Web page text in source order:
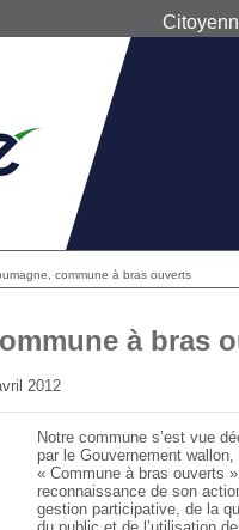
commune à bras ouverts
à bras
2012
Notre commune s’est vue
par le Gouvernement wallon,
« Commune à bras ouverts
reconnaissance de son
gestion participative, de la